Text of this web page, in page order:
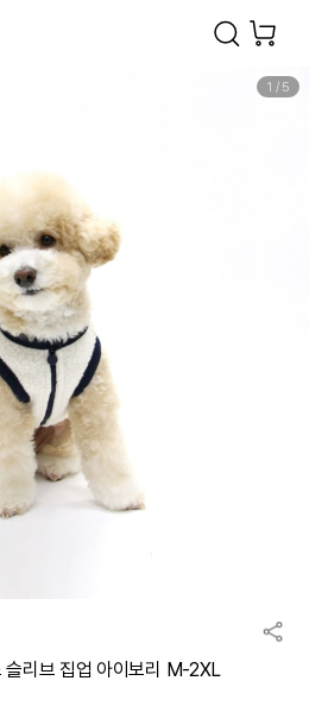
1 / 5
슬리브 집업 아이보리 M-2XL